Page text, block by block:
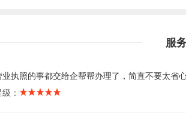
服
执照的事都交给企帮帮办理了，简直不要太省
：